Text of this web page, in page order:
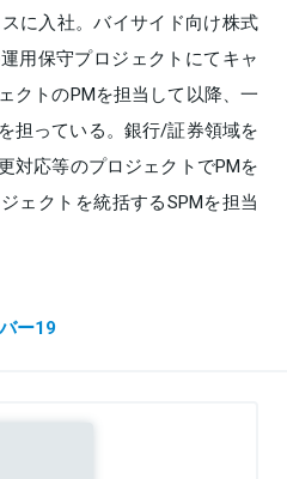
に入社。バイサイド向け株式
用保守プロジェクトにてキャ
クトのPMを担当して以降、一
担っている。銀行/証券領域を
対応等のプロジェクトでPMを
ェクトを統括するSPMを担当
ー19